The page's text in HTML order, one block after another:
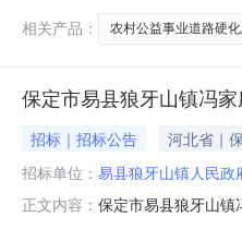
相关产品：
农村公益事业道路硬
保定市易县狼牙山镇冯
招标｜招标公告 河北省｜
招标单位： 易县狼牙山镇人民政
正文内容： 保定市易县狼牙山